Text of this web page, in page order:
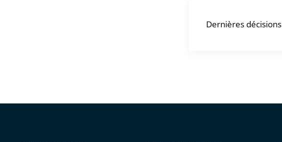
Dernières décisions